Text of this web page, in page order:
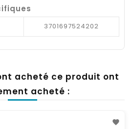
3701697524202
acheté ce produit ont
acheté :